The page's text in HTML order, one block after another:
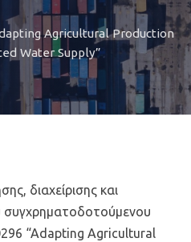
Agricultural Production
Water Supply”
διαχείρισης και
συγχρηματοδοτούμενου
“Adapting Agricultural